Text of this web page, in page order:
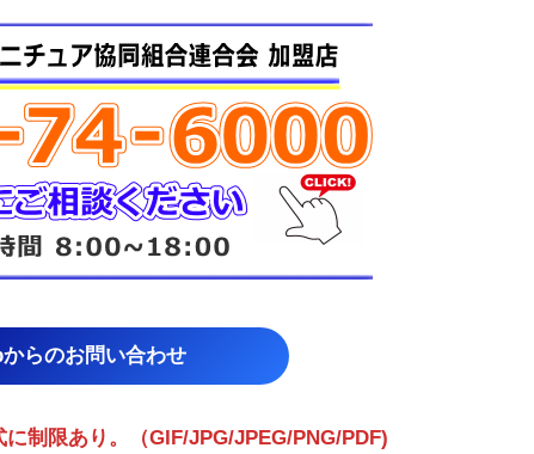
らのお問い合わせ
制限あり。（GIF/JPG/JPEG/PNG/PDF)